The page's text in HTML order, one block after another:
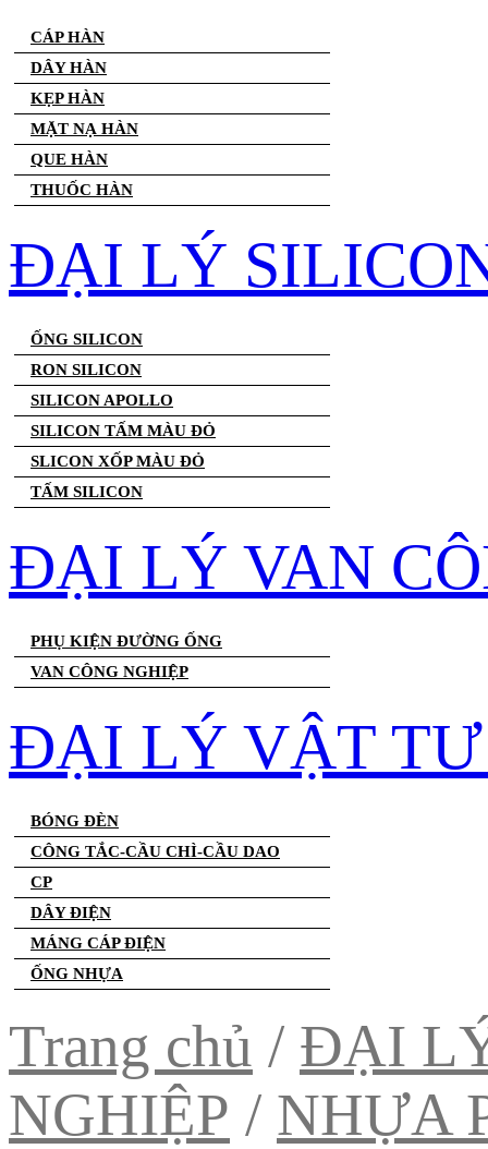
CÁP HÀN
DÂY HÀN
KẸP HÀN
MẶT NẠ HÀN
QUE HÀN
THUỐC HÀN
ĐẠI LÝ
ỐNG SILICON
RON SILICON
SILICON APOLLO
SILICON TẤM MÀU ĐỎ
SLICON XỐP MÀU ĐỎ
TẤM SILICON
ĐẠI LÝ VAN
PHỤ KIỆN ĐƯỜNG ỐNG
VAN CÔNG NGHIỆP
ĐẠI LÝ VẬT TƯ
BÓNG ĐÈN
CÔNG TẮC-CẦU CHÌ-CẦU DAO
CP
DÂY ĐIỆN
MÁNG CÁP ĐIỆN
ỐNG NHỰA
Trang chủ / ĐẠI
NGHIỆP / NHỰA